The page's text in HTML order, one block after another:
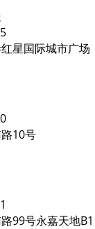
星国际城市广场
10号
99号永嘉天地B1